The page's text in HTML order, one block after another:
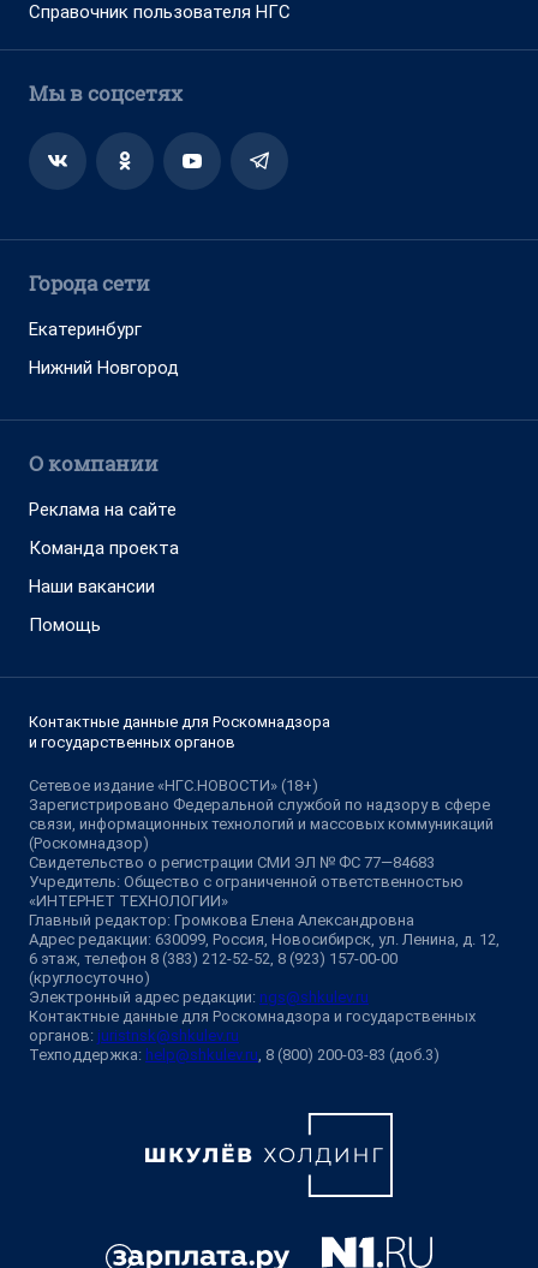
Справочник пользователя НГС
Мы в соцсетях
Города сети
Екатеринбург
Нижний Новгород
О компании
Реклама на сайте
Команда проекта
Наши вакансии
Помощь
Контактные данные для Роскомнадзора
и государственных органов
Сетевое издание «НГС.НОВОСТИ» (18+)
Зарегистрировано Федеральной службой по надзору в сфере
связи, информационных технологий и массовых коммуникаций
(Роскомнадзор)
Свидетельство о регистрации СМИ ЭЛ № ФС 77—84683
Учредитель: Общество с ограниченной ответственностью
«ИНТЕРНЕТ ТЕХНОЛОГИИ»
Главный редактор: Громкова Елена Александровна
Адрес редакции: 630099, Россия, Новосибирск, ул. Ленина, д. 12,
6 этаж, телефон 8 (383) 212-52-52, 8 (923) 157-00-00
(круглосуточно)
Электронный адрес редакции: ngs@shkulev.ru
Контактные данные для Роскомнадзора и государственных
органов: juristnsk@shkulev.ru
Техподдержка: help@shkulev.ru, 8 (800) 200-03-83 (доб.3)